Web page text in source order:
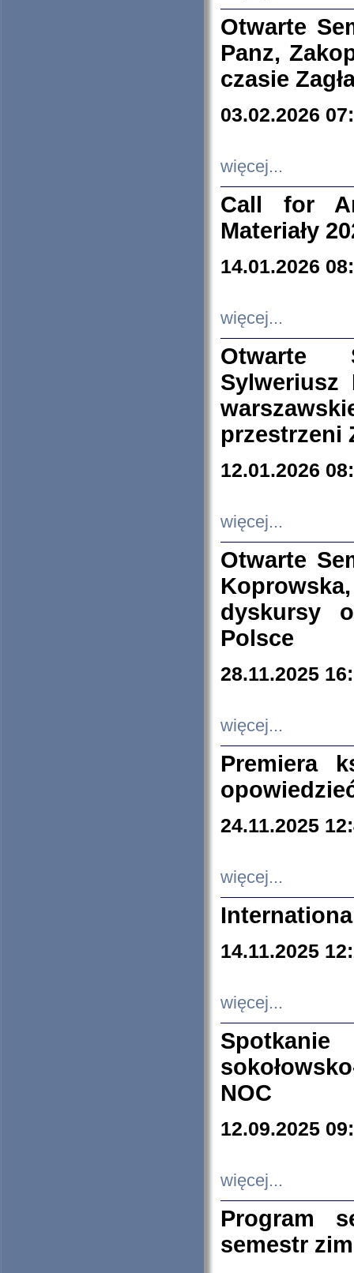
Otwarte
Panz,
czasie
03.02.2026
więcej...
Call for
Materiały
14.01.2026
więcej...
Otwarte
Sylweriusz
przestrzeni
12.01.2026
więcej...
Otwarte
dyskursy
Polsce
28.11.2025
więcej...
Premiera
24.11.2025
więcej...
14.11.2025
więcej...
NOC
12.09.2025
więcej...
Program
semestr